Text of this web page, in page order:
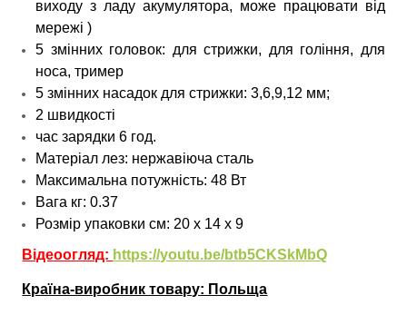
виходу з ладу акумулятора, може працювати від
мережі )
5 змінних головок: для стрижки, для гоління, для
носа, тример
5 змінних насадок для стрижки: 3,6,9,12 мм;
2 швидкості
час зарядки 6 год.
Матеріал лез: нержавіюча сталь
Максимальна потужність: 48 Вт
Вага кг: 0.37
Розмір упаковки см: 20 х 14 х 9
Відеоогляд: https://youtu.be/btb5CKSkMbQ
Країна-виробник товару: Польща